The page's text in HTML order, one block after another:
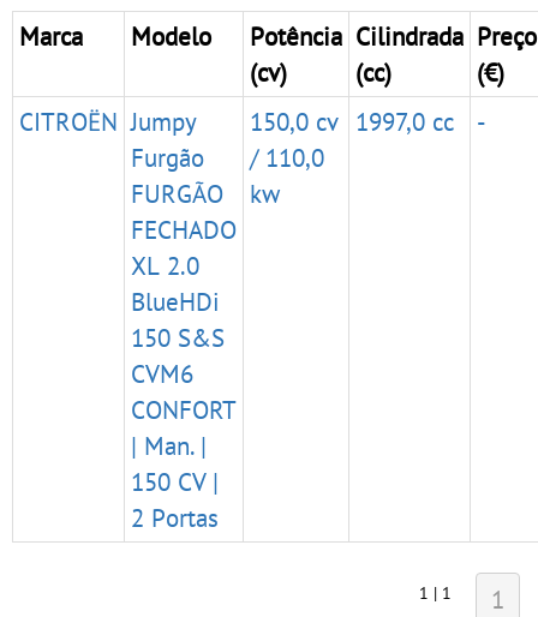
Marca Modelo
Potência
(cv)
Cilindrada
(cc)
Preço
(€)
CITROËN Jumpy
Furgão
FURGÃO
FECHADO
XL 2.0
BlueHDi
150 S&S
CVM6
CONFORT
| Man. |
150 CV |
2 Portas
150,0 cv
/ 110,0
kw
1997,0 cc -
1 | 1 1